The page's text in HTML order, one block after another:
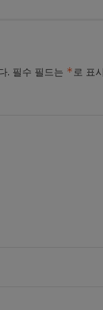
. 필수 필드는 *로 표